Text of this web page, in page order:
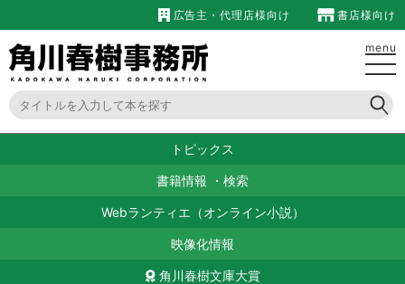
広告主・代理店様向け 書店様向け
menu
トピックス
書籍情報 ・ 検索
Webランティエ（オンライン小説）
映像化情報
角川春樹文庫大賞